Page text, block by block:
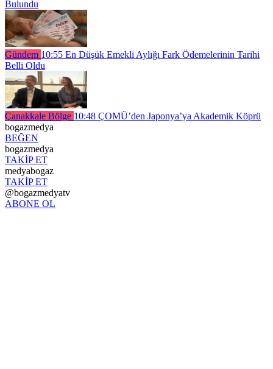
Bulundu
Gündem 10:55 En Düşük Emekli Aylığı Fark Ödemelerinin Tarihi
Belli Oldu
Çanakkale Bölge 10:48 ÇOMÜ’den Japonya’ya Akademik Köprü
bogazmedya
BEĞEN
bogazmedya
TAKİP ET
medyabogaz
TAKİP ET
@bogazmedyatv
ABONE OL